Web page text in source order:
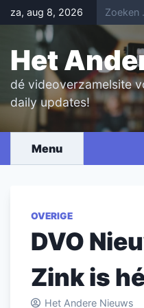
Skip
to
content
za, aug 8, 2026
Het
dé videoverzamelsite
daily updates!
Menu
OVERIGE
DVO
Zink is
Het Andere Nieuws